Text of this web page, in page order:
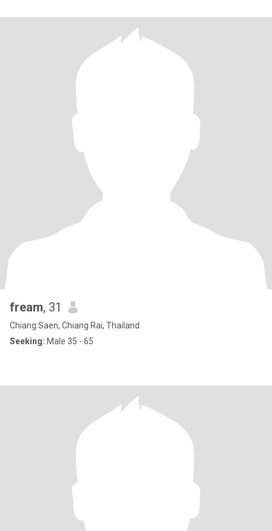
fream, 31
Chiang Saen, Chiang Rai, Thailand
Seeking: Male 35 - 65